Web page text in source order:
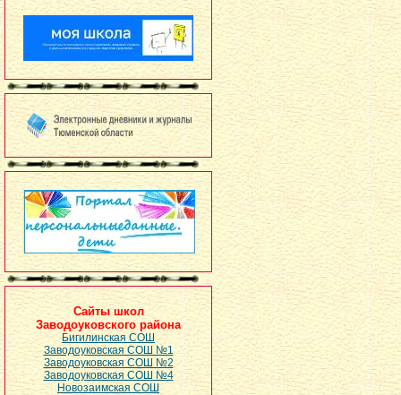
Сайты школ
Заводоуковского района
Бигилинская СОШ
Заводоуковская СОШ №1
Заводоуковская СОШ №2
Заводоуковская СОШ №4
Новозаимская СОШ